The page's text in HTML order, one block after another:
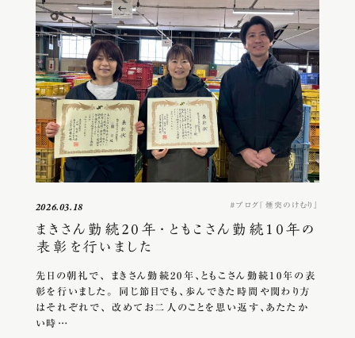
2026.03.18 ブログ『煙突のけむり』
まきさん勤続20年・ともこさん勤続10年の
表彰を行いました
先日の朝礼で、 まきさん勤続20年、ともこさん勤続10年の表
彰を行いました。 同じ節目でも、歩んできた時間や関わり方
はそれぞれで、 改めてお二人のことを思い返す、あたたか
い時…